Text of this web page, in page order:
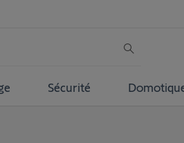
Sécurité